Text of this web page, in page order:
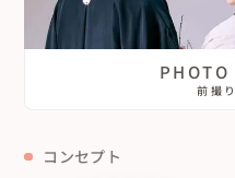
PHOTO
前撮
コンセプト